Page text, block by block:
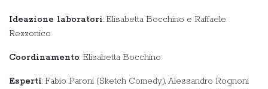
Ideazione laboratori: Elisabetta Bocchino e Raffaele
Rezzonico
Coordinamento: Elisabetta Bocchino
Esperti: Fabio Paroni (Sketch Comedy), Alessandro Rognoni